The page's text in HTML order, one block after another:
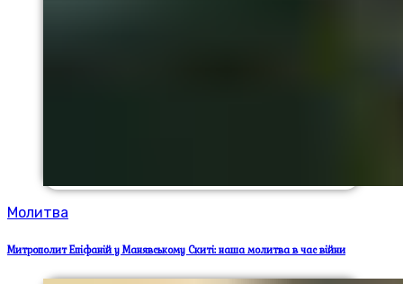
Молитва
Митрополит Епіфаній у Манявському Скиті: наша молитва в час війни